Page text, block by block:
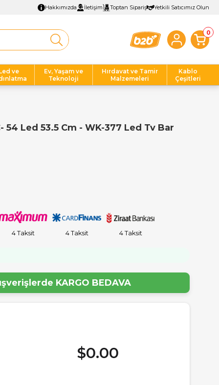
Hakkımızda İletişim Toptan Sipariş Yetkili Satıcımız Olun
0
ve
Ev, Yaşam ve
Teknoloji
Hırdavat ve Tamir
Malzemeleri
Kablo
Çeşitleri
54 Led 53.5 Cm - WK-377 Led Tv Bar
4 Taksit 4 Taksit 4 Taksit
KARGO BEDAVA
$0.00